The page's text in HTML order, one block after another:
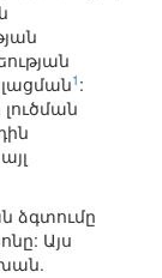
1 :
ձգտումը
Այս